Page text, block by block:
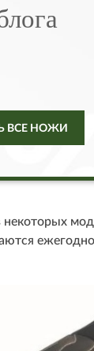
ВСЕ НОЖИ